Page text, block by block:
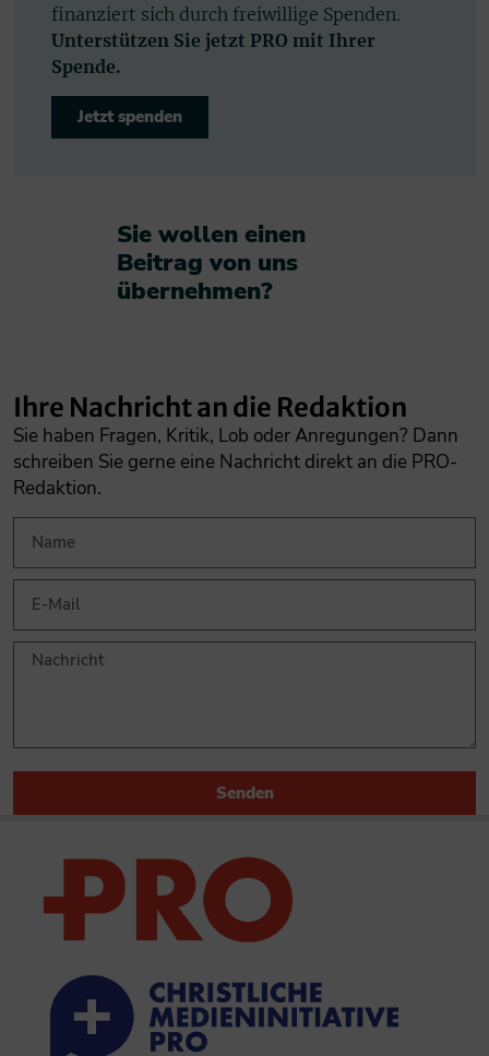
finanziert sich durch freiwillige Spenden.
Unterstützen Sie jetzt PRO mit Ihrer
Spende.
Jetzt spenden
Sie wollen einen
Beitrag von uns
übernehmen?​
Ihre Nachricht an die Redaktion
Sie haben Fragen, Kritik, Lob oder Anregungen? Dann
schreiben Sie gerne eine Nachricht direkt an die PRO-
Redaktion.
Senden